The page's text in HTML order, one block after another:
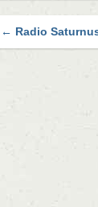
Blader
← Radio